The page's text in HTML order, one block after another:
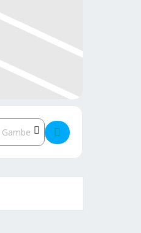
- Zaef Maïga -